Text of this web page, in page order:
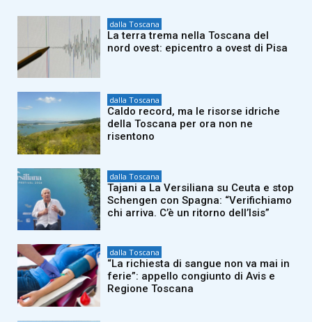
dalla Toscana
La terra trema nella Toscana del
nord ovest: epicentro a ovest di Pisa
dalla Toscana
Caldo record, ma le risorse idriche
della Toscana per ora non ne
risentono
dalla Toscana
Tajani a La Versiliana su Ceuta e stop
Schengen con Spagna: “Verifichiamo
chi arriva. C’è un ritorno dell’Isis”
dalla Toscana
“La richiesta di sangue non va mai in
ferie”: appello congiunto di Avis e
Regione Toscana